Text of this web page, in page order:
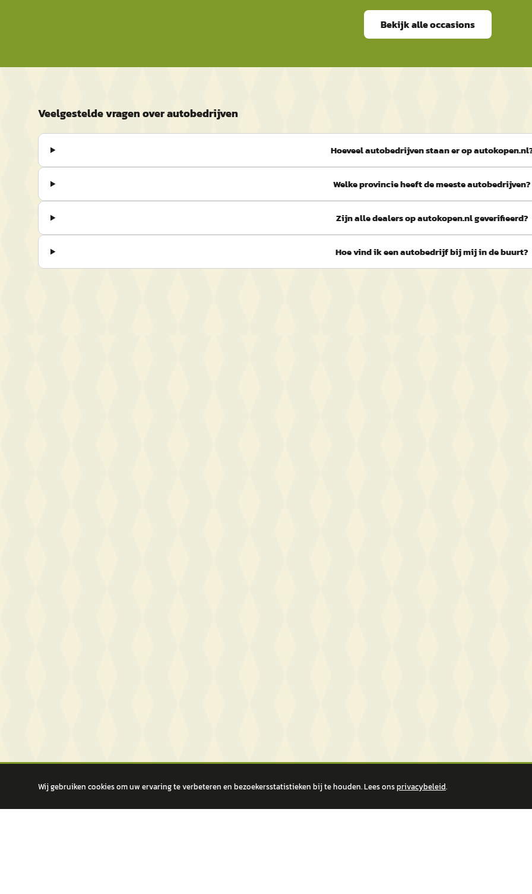
Bekijk alle occasions
Veelgestelde vragen over autobedrijven
Hoeveel autobedrijven staan er op
Welke provincie heeft de meeste autobedrijven?
Zijn alle dealers op autokopen.nl geverifieerd?
Hoe vind ik een autobedrijf bij mij in de buurt?
Wij gebruiken cookies om uw ervaring te verbeteren en bezoekersstatistieken bij te houden. Lees onsprivacybeleid.